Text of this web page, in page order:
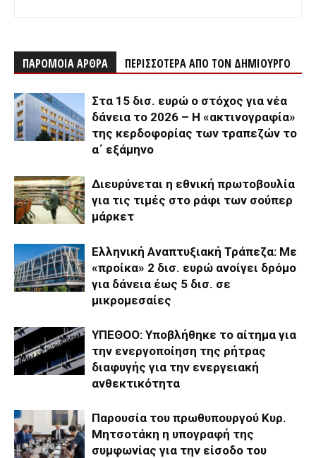
ΠΑΡΟΜΟΙΑ ΑΡΘΡΑ ΠΕΡΙΣΣΟΤΕΡΑ ΑΠΟ ΤΟΝ ΔΗΜΙΟΥΡΓΟ
Στα 15 δισ. ευρώ ο στόχος για νέα
δάνεια το 2026 – Η «ακτινογραφία»
της κερδοφορίας των τραπεζών το
α΄ εξάμηνο
Διευρύνεται η εθνική πρωτοβουλία
για τις τιμές στο ράφι των σούπερ
μάρκετ
Ελληνική Αναπτυξιακή Τράπεζα: Με
«προίκα» 2 δισ. ευρώ ανοίγει δρόμο
για δάνεια έως 5 δισ. σε
μικρομεσαίες
ΥΠΕΘΟΟ: Υποβλήθηκε το αίτημα για
την ενεργοποίηση της ρήτρας
διαφυγής για την ενεργειακή
ανθεκτικότητα
Παρουσία του πρωθυπουργού Κυρ.
Μητσοτάκη η υπογραφή της
συμφωνίας για την είσοδο του